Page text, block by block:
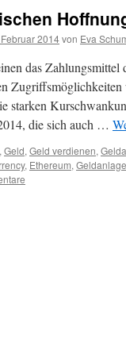
2014von Eva
das
Zugriffsmöglichkeiten
starken
die sich auch …
, Geld, Geld verdienen,
, Ethereum, Geldanlage